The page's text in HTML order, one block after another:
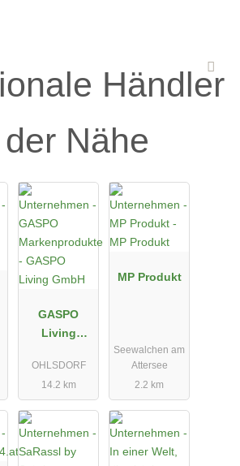
Händler
Nähe
GASPO
Living
OHLSDORF
14.2 km
MP Produkt
Seewalchen am
Attersee
2.2 km